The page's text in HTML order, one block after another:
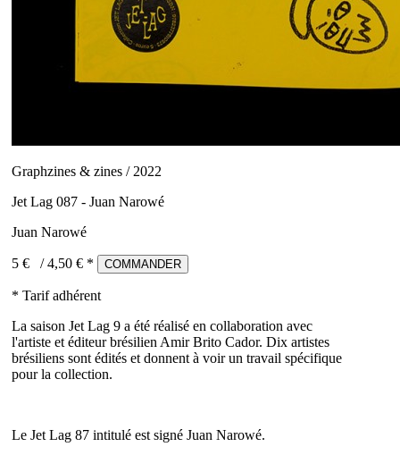
Graphzines & zines / 2022
Jet Lag 087 - Juan Narowé
Juan Narowé
5 € /4,50 € * COMMANDER
* Tarif adhérent
La saison Jet Lag 9 a été réalisé en collaboration avec
l'artiste et éditeur brésilien Amir Brito Cador. Dix artistes
brésiliens sont édités et donnent à voir un travail spécifique
pour la collection.
Le Jet Lag 87 intitulé est signé Juan Narowé.